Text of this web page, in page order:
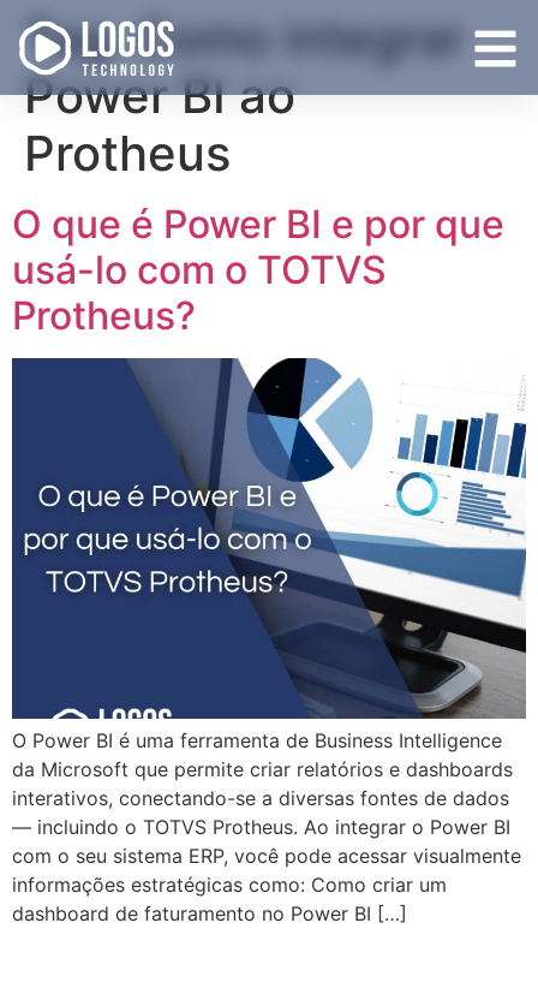
Tag:Como integrar
Power BI ao
Protheus
O que é Power BI e por que
usá-lo com o TOTVS
Protheus?
O Power BI é uma ferramenta de Business Intelligence
da Microsoft que permite criar relatórios e dashboards
interativos, conectando-se a diversas fontes de dados
— incluindo o TOTVS Protheus. Ao integrar o Power BI
com o seu sistema ERP, você pode acessar visualmente
informações estratégicas como: Como criar um
dashboard de faturamento no Power BI […]